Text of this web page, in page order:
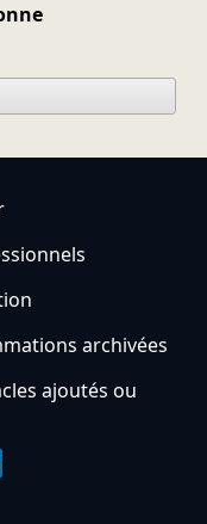
archivées
ajoutés ou